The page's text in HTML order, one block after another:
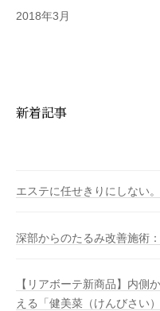
2018年3月
新着記事
エステに任せきりにしない
深部からのたるみ改善施術
【リアボーテ新商品】内側
える「健美菜（けんびさい